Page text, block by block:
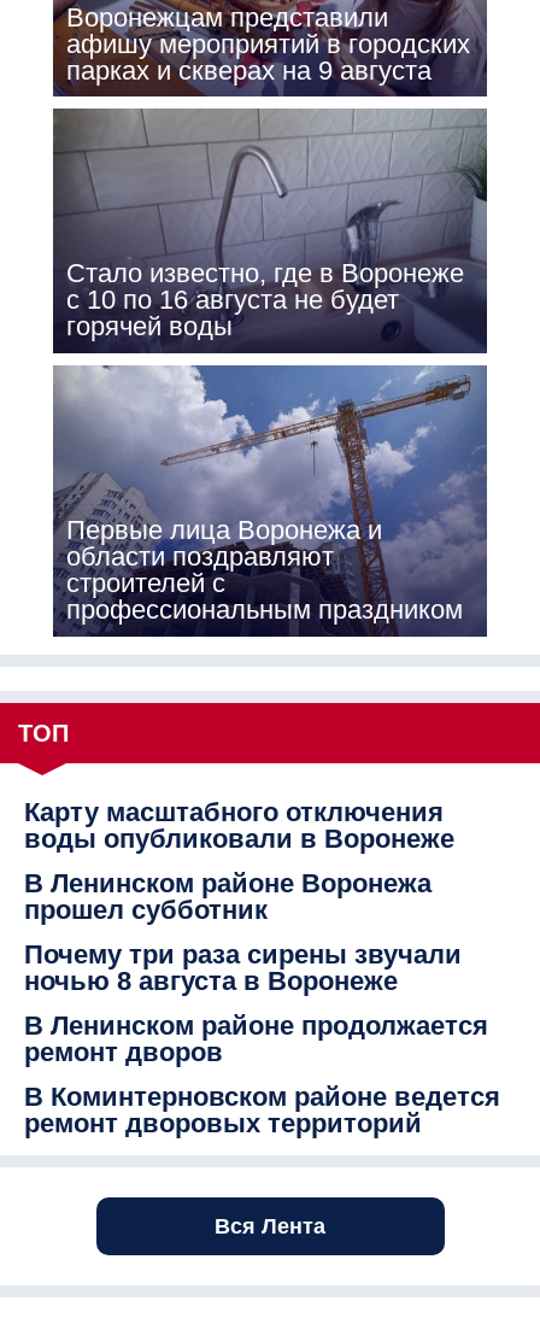
Воронежцам представили
афишу мероприятий в городских
парках и скверах на 9 августа
Стало известно, где в Воронеже
с 10 по 16 августа не будет
горячей воды
Первые лица Воронежа и
области поздравляют
строителей с
профессиональным праздником
ТОП
Карту масштабного отключения
воды опубликовали в Воронеже
В Ленинском районе Воронежа
прошел субботник
Почему три раза сирены звучали
ночью 8 августа в Воронеже
В Ленинском районе продолжается
ремонт дворов
В Коминтерновском районе ведется
ремонт дворовых территорий
Вся Лента